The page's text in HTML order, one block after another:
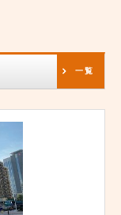
一覧